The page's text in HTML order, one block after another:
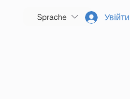
Sprache Увійти